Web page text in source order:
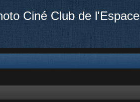
Ciné Club de l'Espace